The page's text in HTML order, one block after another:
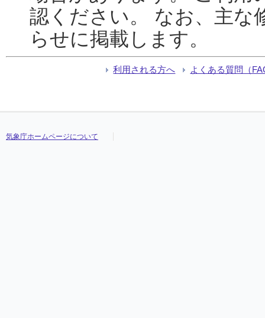
認ください。 なお、主な
らせに掲載します。
利用される方へ よくある質問（
気象庁ホームページについて